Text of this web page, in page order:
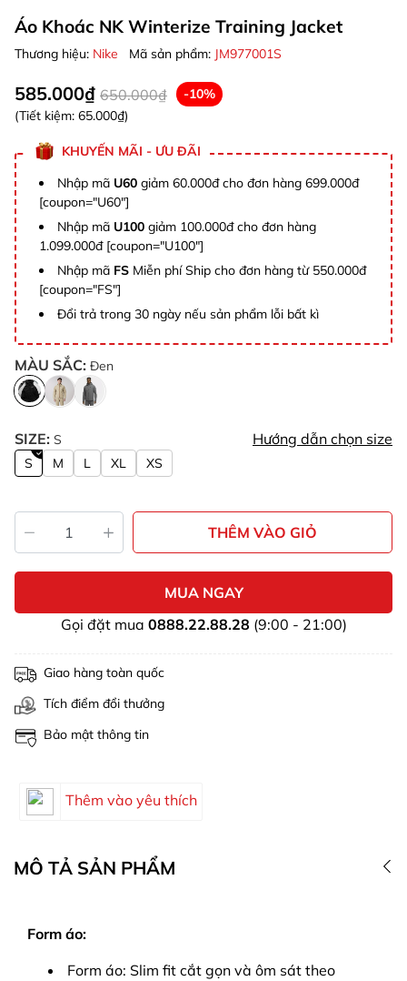
Áo Khoác NK Winterize Training Jacket
Thương hiệu: Nike Mã sản phẩm: JM977001S
585.000₫ 650.000₫
-10%
(Tiết kiệm: 65.000₫)
KHUYẾN MÃI - ƯU ĐÃI
Nhập mã U60 giảm 60.000đ cho đơn hàng 699.000đ
[coupon="U60"]
Nhập mã U100 giảm 100.000đ cho đơn hàng
1.099.000đ [coupon="U100"]
Nhập mã FS Miễn phí Ship cho đơn hàng từ 550.000đ
[coupon="FS"]
Đổi trả trong 30 ngày nếu sản phẩm lỗi bất kì
MÀU SẮC: Đen
SIZE: S Hướng dẫn chọn size
S M L XL XS
THÊM VÀO GIỎ
MUA NGAY
Gọi đặt mua 0888.22.88.28 (9:00 - 21:00)
Giao hàng toàn quốc
Tích điểm đổi thưởng
Bảo mật thông tin
Thêm vào yêu thích
MÔ TẢ SẢN PHẨM
Form áo:
Form áo: Slim fit cắt gọn và ôm sát theo